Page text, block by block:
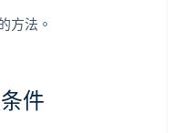
方法。
件